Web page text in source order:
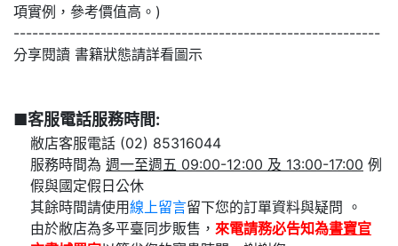
項實例，參考價值高。)
-----------------------------------------------------------
分享閱讀 書籍狀態請詳看圖示
■客服電話服務時間:
敝店客服電話 (02) 85316044
服務時間為 週一至週五 09:00-12:00 及 13:00-17:00 例
假與國定假日公休
其餘時間請使用線上留言
留下您的訂單資料與疑問 。
由於敝店為多平臺同步販售， 來電請務必告知為書寶官